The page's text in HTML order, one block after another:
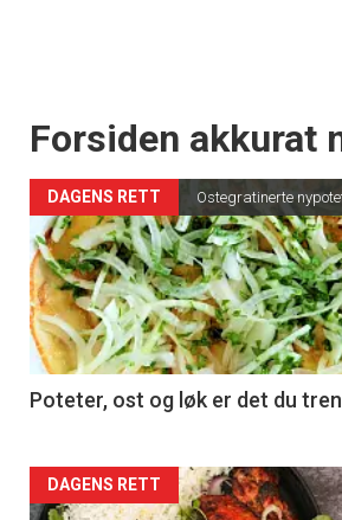
Forsiden akkurat
DAGENS RETT Ostegratinerte
Poteter, ost og løk er det du
Forsiden
DAGENS RETT